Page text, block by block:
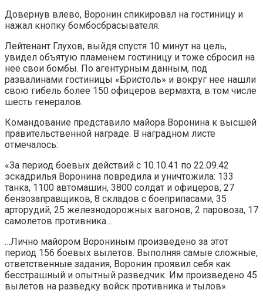
Довернув влево, Воронин спикировал на гостиницу и
нажал кнопку бомбосбрасывателя.
Лейтенант Глухов, выйдя спустя 10 минут на цель,
увидел объятую пламенем гостиницу и тоже сбросил на
нее свои бомбы. По агентурным данным, под
развалинами гостиницы «Бристоль» и вокруг нее нашли
свою гибель более 150 офицеров вермахта, в том числе
шесть генералов.
Командование представило майора Воронина к высшей
правительственной награде. В наградном листе
отмечалось:
«За период боевых действий с 10.10.41 по 22.09.42
эскадрилья Воронина повредила и уничтожила: 133
танка, 1100 автомашин, 3800 солдат и офицеров, 27
бензозаправщиков, 8 складов с боеприпасами, 35
арторудий, 25 железнодорожных вагонов, 2 паровоза, 17
самолетов противника…
…Лично майором Ворониным произведено за этот
период 156 боевых вылетов. Выполняя самые сложные,
ответственные задания, Воронин проявил себя как
бесстрашный и опытный разведчик. Им произведено 45
вылетов на разведку войск противника и тылов».